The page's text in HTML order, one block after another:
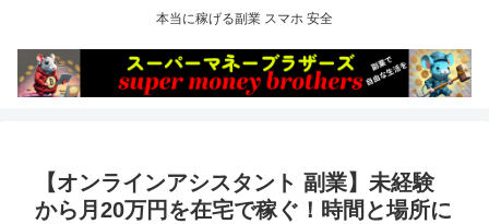
本当に稼げる副業 スマホ 安全
【オンラインアシスタント 副業】未経験
から月20万円を在宅で稼ぐ！時間と場所に